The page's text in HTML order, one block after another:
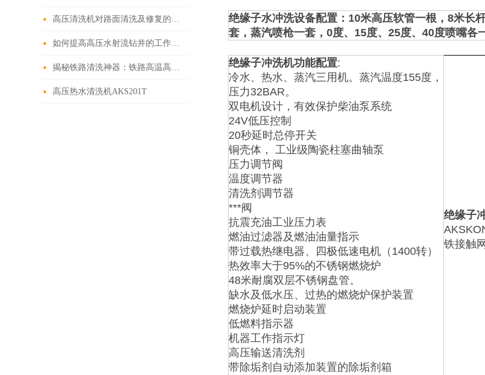
高压清洗机对路面清洗及修复的优势
如何提高高压水射流钻井的工作效率
揭秘铁路清洗神器：铁路高温高压清洗机的神奇功能
高压热水清洗机AKS201T
绝缘子水冲洗设备配置：10米高压软管一根，8米长
套，蒸汽喷枪一套，0度、15度、25度、40度喷嘴各
绝缘子冲洗机功能配置:
冷水、热水、蒸汽三用机。蒸汽温度155度，
压力32BAR。
双电机设计，有效保护柴油泵系统
24V低压控制
20秒延时总停开关
铜壳体， 工业级陶瓷柱塞曲轴泵
压力调节阀
温度调节器
清洗剂调节器
***阀
抗震充油工业压力表
燃油过滤器及燃油油量指示
带过载热继电器、四极低速电机（1400转）
热效率大于95%的不锈钢燃烧炉
48米耐腐双层不锈钢盘管。
缺水及低水压、过热的燃烧炉保护装置
燃烧炉延时启动装置
低燃料指示器
机器工作指示灯
高压输送清洗剂
带除垢剂自动添加装置的除垢剂箱
绝缘子
铁接触